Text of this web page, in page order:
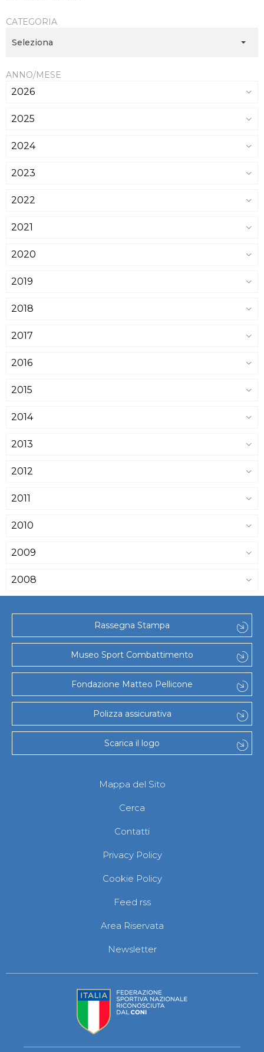
CATEGORIA
Seleziona
ANNO/MESE
2026
2025
2024
2023
2022
2021
2020
2019
2018
2017
2016
2015
2014
2013
2012
2011
2010
2009
2008
Rassegna Stampa
Museo Sport Combattimento
Fondazione Matteo Pellicone
Polizza assicurativa
Scarica il logo
Mappa del Sito
Cerca
Contatti
Privacy Policy
Cookie Policy
Feed rss
Area Riservata
Newsletter